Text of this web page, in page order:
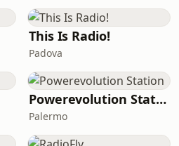
This Is Radio!
Padova
Powerevolution Station
Palermo